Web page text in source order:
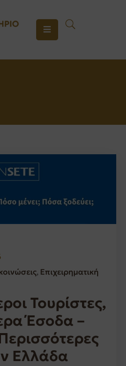
‚ Επιχειρηματική
Τουρίστες,
Έσοδα –
Ελλάδα